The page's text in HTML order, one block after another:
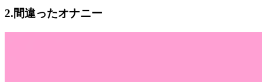
2.間違ったオナニー